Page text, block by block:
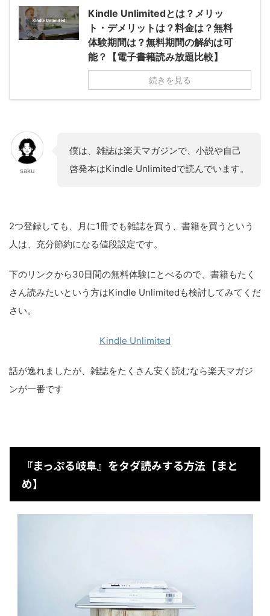
Kindle Unlimitedとは？メリッ
ト・デメリットは？料金は？無料
体験期間は？無料期間の解約は可
能？【電子書籍読み放題比較】
続きを見る
saku
僕は、雑誌は楽天マガジンで、小説や自己
啓発本はKindle Unlimitedで読んでいます。
2つ登録しても、月に1冊でも雑誌を買う、書籍を買うという
人は、充分節約になる値段設定です。
下のリンクから30日間の無料体験にとべるので、書籍もたく
さん読みたいという方はKindle Unlimitedも検討してみてくだ
さい。
Kindle Unlimited
話が逸れましたが、雑誌をたくさん安く読むなら楽天マガジ
ンが一番です
『まっぷる岐阜』をタダ読みする方法【まと
め】